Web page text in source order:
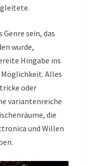
sein, das
wurde,
Hingabe ins
Möglichkeit. Alles
oder
variantenreiche
die
und Willen